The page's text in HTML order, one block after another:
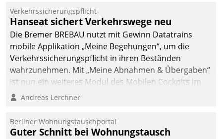
Verkehrssicherungspflicht
Hanseat sichert Verkehrswege neu
Die Bremer BREBAU nutzt mit Gewinn Datatrains
mobile Applikation „Meine Begehungen“, um die
Verkehrssicherungspflicht in ihren Beständen
wahrzunehmen. Mit „Meine Abnahmen & Übergaben“
ist nun ein weiteres Modul des Mobilen Cockpits im
Einsatz.
Andreas Lerchner
Berliner Wohnungstauschportal
Guter Schnitt bei Wohnungstausch